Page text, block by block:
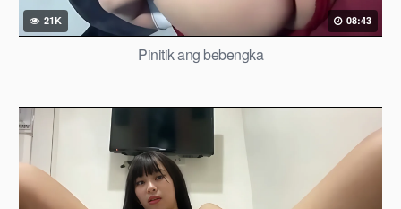
21K 08:43
Pinitik ang bebengka